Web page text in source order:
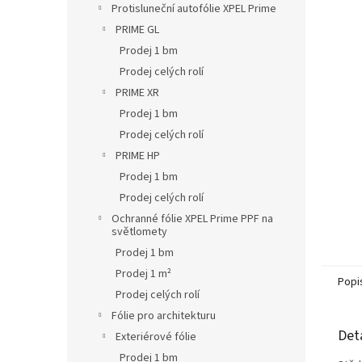
Protisluneční autofólie XPEL Prime
PRIME GL
Prodej 1 bm
Prodej celých rolí
PRIME XR
Prodej 1 bm
Prodej celých rolí
PRIME HP
Prodej 1 bm
Prodej celých rolí
Ochranné fólie XPEL Prime PPF na
světlomety
Prodej 1 bm
Prodej 1 m²
Prodej celých rolí
Fólie pro architekturu
Exteriérové fólie
Prodej 1 bm